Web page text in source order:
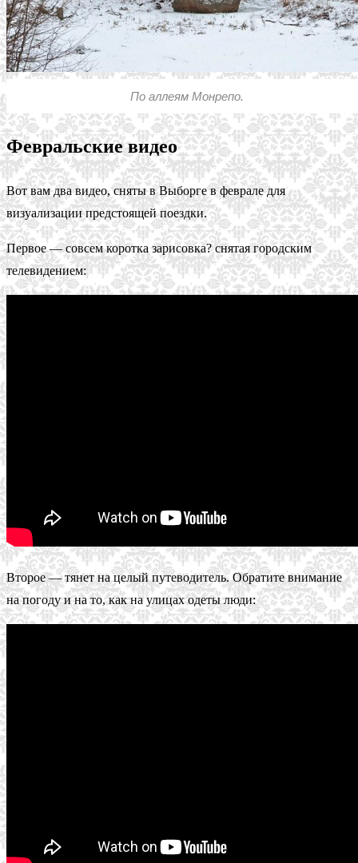
По аллеям Монрепо.
Февральские видео
Вот вам два видео, сняты в Выборге в феврале для
визуализации предстоящей поездки.
Первое — совсем коротка зарисовка? снятая городским
телевидением:
Второе — тянет на целый путеводитель. Обратите внимание
на погоду и на то, как на улицах одеты люди: